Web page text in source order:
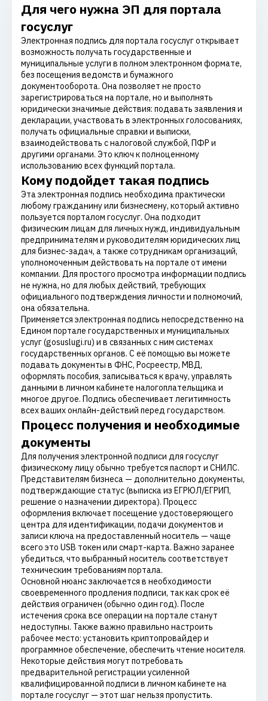
Для чего нужна ЭП для портала
госуслуг
Электронная подпись для портала госуслуг открывает
возможность получать государственные и
муниципальные услуги в полном электронном формате,
без посещения ведомств и бумажного
документооборота. Она позволяет не просто
зарегистрироваться на портале, но и выполнять
юридически значимые действия: подавать заявления и
декларации, участвовать в электронных голосованиях,
получать официальные справки и выписки,
взаимодействовать с налоговой службой, ПФР и
другими органами. Это ключ к полноценному
использованию всех функций портала.
Кому подойдет такая подпись
Эта электронная подпись необходима практически
любому гражданину или бизнесмену, который активно
пользуется порталом госуслуг. Она подходит
физическим лицам для личных нужд, индивидуальным
предпринимателям и руководителям юридических лиц
для бизнес-задач, а также сотрудникам организаций,
уполномоченным действовать на портале от имени
компании. Для простого просмотра информации подпись
не нужна, но для любых действий, требующих
официального подтверждения личности и полномочий,
она обязательна.
Применяется электронная подпись непосредственно на
Едином портале государственных и муниципальных
услуг (gosuslugi.ru) и в связанных с ним системах
государственных органов. С её помощью вы можете
подавать документы в ФНС, Росреестр, МВД,
оформлять пособия, записываться к врачу, управлять
данными в личном кабинете налогоплательщика и
многое другое. Подпись обеспечивает легитимность
всех ваших онлайн-действий перед государством.
Процесс получения и необходимые
документы
Для получения электронной подписи для госуслуг
физическому лицу обычно требуется паспорт и СНИЛС.
Представителям бизнеса — дополнительно документы,
подтверждающие статус (выписка из ЕГРЮЛ/ЕГРИП,
решение о назначении директора). Процесс
оформления включает посещение удостоверяющего
центра для идентификации, подачи документов и
записи ключа на предоставленный носитель — чаще
всего это USB токен или смарт-карта. Важно заранее
убедиться, что выбранный носитель соответствует
техническим требованиям портала.
Основной нюанс заключается в необходимости
своевременного продления подписи, так как срок её
действия ограничен (обычно один год). После
истечения срока все операции на портале станут
недоступны. Также важно правильно настроить
рабочее место: установить криптопровайдер и
программное обеспечение, обеспечить чтение носителя.
Некоторые действия могут потребовать
предварительной регистрации усиленной
квалифицированной подписи в личном кабинете на
портале госуслуг — этот шаг нельзя пропустить.